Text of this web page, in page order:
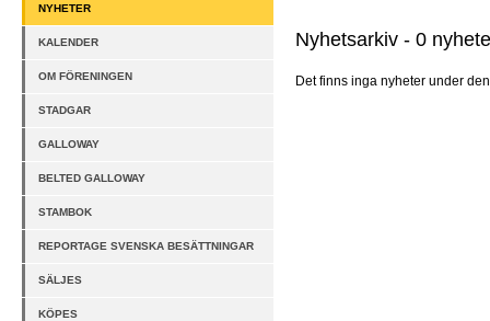
NYHETER
KALENDER
OM FÖRENINGEN
STADGAR
GALLOWAY
BELTED GALLOWAY
STAMBOK
REPORTAGE SVENSKA BESÄTTNINGAR
SÄLJES
KÖPES
Nyhetsarkiv - 0
Det finns inga nyheter under